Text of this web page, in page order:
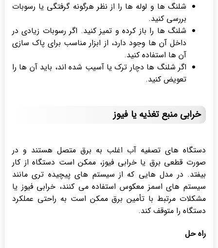
شلنگ ها و لوله ها را از نظر هرگونه گرفتگی یا رسوبات
بررسی کنید.
شلنگ ها را باز کرده و تمیز کنید. اگر رسوبات زیادی در
داخل آن ها وجود دارد، از ابزار مناسب برای پاک سازی
آن ها استفاده کنید.
اگر شلنگ ها دچار ترک یا آسیب شده اند، باید آن ها را
تعویض کنید.
خرابی منبع تغذیه یا فیوز
دستگاه های تصفیه آب اغلب به برق متصل هستند و در
صورت قطعی برق یا خرابی فیوز، ممکن است دستگاه از کار
بیفتد. در مدل هایی که از سیستم های پیچیده تری مانند
سیستم های اسمز معکوس استفاده می کنند، خرابی فیوز یا
مشکلات مرتبط با تأمین برق ممکن است به راحتی عملکرد
دستگاه را متوقف کند.
راه حل